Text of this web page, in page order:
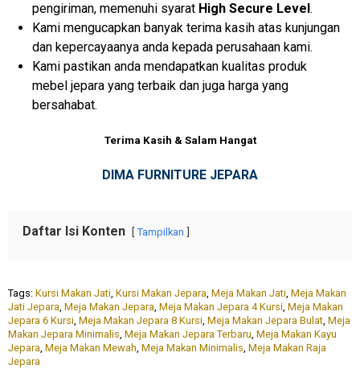
pengiriman, memenuhi syarat High Secure Level.
Kami mengucapkan banyak terima kasih atas kunjungan
dan kepercayaanya anda kepada perusahaan kami.
Kami pastikan anda mendapatkan kualitas produk
mebel jepara yang terbaik dan juga harga yang
bersahabat.
Terima Kasih & Salam Hangat
DIMA FURNITURE JEPARA
Daftar Isi Konten Tampilkan
Tags: Kursi Makan Jati, Kursi Makan Jepara, Meja Makan Jati, Meja Makan
Jati Jepara, Meja Makan Jepara, Meja Makan Jepara 4 Kursi, Meja Makan
Jepara 6 Kursi, Meja Makan Jepara 8 Kursi, Meja Makan Jepara Bulat, Meja
Makan Jepara Minimalis, Meja Makan Jepara Terbaru, Meja Makan Kayu
Jepara, Meja Makan Mewah, Meja Makan Minimalis, Meja Makan Raja
Jepara